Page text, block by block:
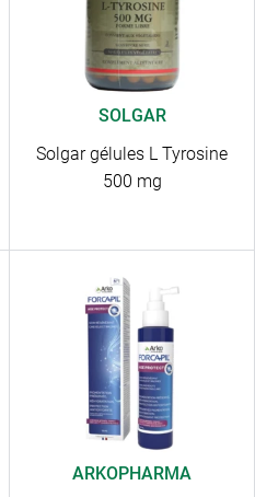
SOLGAR
Solgar gélules L Tyrosine
500 mg
ARKOPHARMA